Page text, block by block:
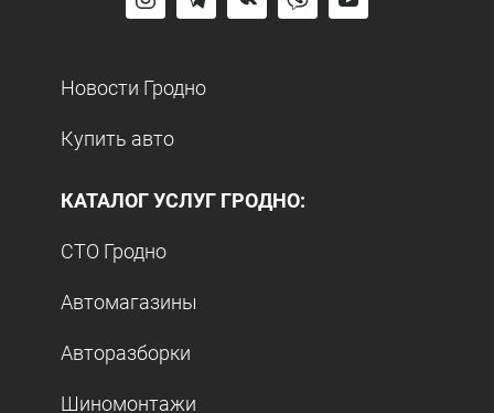
Новости Гродно
Купить авто
КАТАЛОГ УСЛУГ ГРОДНО:
СТО Гродно
Автомагазины
Авторазборки
Шиномонтажи